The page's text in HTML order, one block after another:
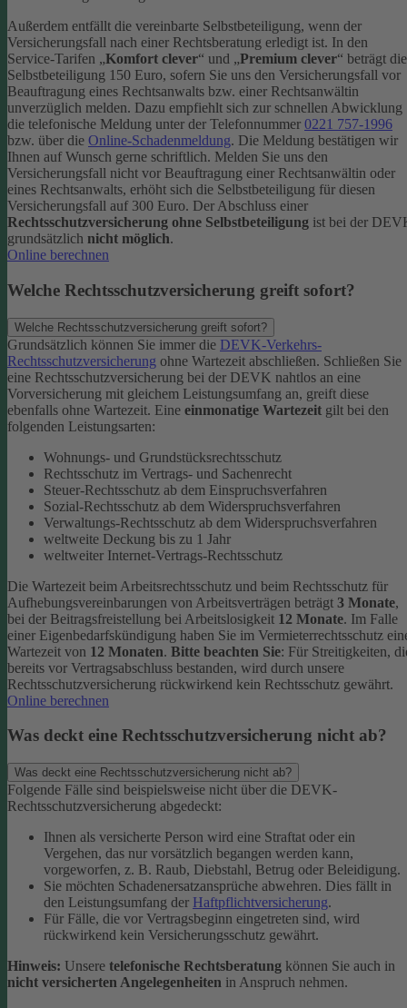
Außerdem entfällt die vereinbarte Selbstbeteiligung, wenn der
Versicherungsfall nach einer Rechtsberatung erledigt ist. In den
Service-Tarifen „Komfort clever“ und „Premium clever“ beträgt die
Selbstbeteiligung 150 Euro, sofern Sie uns den Versicherungsfall vor
Beauftragung eines Rechtsanwalts bzw. einer Rechtsanwältin
unverzüglich melden. Dazu empfiehlt sich zur schnellen Abwicklung
die telefonische Meldung unter der Telefonnummer 0221 757-1996
bzw. über die Online-Schadenmeldung. Die Meldung bestätigen wir
Ihnen auf Wunsch gerne schriftlich. Melden Sie uns den
Versicherungsfall nicht vor Beauftragung einer Rechtsanwältin oder
eines Rechtsanwalts, erhöht sich die Selbstbeteiligung für diesen
Versicherungsfall auf 300 Euro. Der Abschluss einer
Rechtsschutzversicherung ohne Selbstbeteiligung ist bei der
grundsätzlich nicht möglich.
Online berechnen
Welche Rechtsschutzversicherung greift sofort?
Welche Rechtsschutzversicherung greift sofort?
Grundsätzlich können Sie immer die DEVK-Verkehrs-
Rechtsschutzversicherung ohne Wartezeit abschließen. Schließen Sie
eine Rechtsschutzversicherung bei der DEVK nahtlos an eine
Vorversicherung mit gleichem Leistungsumfang an, greift diese
ebenfalls ohne Wartezeit. Eine einmonatige Wartezeit gilt bei den
folgenden Leistungsarten:
Wohnungs- und Grundstücksrechtsschutz
Rechtsschutz im Vertrags- und Sachenrecht
Steuer-Rechtsschutz ab dem Einspruchsverfahren
Sozial-Rechtsschutz ab dem Widerspruchsverfahren
Verwaltungs-Rechtsschutz ab dem Widerspruchsverfahren
weltweite Deckung bis zu 1 Jahr
weltweiter Internet-Vertrags-Rechtsschutz
Die Wartezeit beim Arbeitsrechtsschutz und beim Rechtsschutz für
Aufhebungsvereinbarungen von Arbeitsverträgen beträgt 3 Monate,
bei der Beitragsfreistellung bei Arbeitslosigkeit 12 Monate. Im Falle
einer Eigenbedarfskündigung haben Sie im Vermieterrechtsschutz
Wartezeit von 12 Monaten. Bitte beachten Sie: Für Streitigkeiten,
bereits vor Vertragsabschluss bestanden, wird durch unsere
Rechtsschutzversicherung rückwirkend kein Rechtsschutz gewährt.
Online berechnen
Was deckt eine Rechtsschutzversicherung nicht ab?
Was deckt eine Rechtsschutzversicherung nicht ab?
Folgende Fälle sind beispielsweise nicht über die DEVK-
Rechtsschutzversicherung abgedeckt:
Ihnen als versicherte Person wird eine Straftat oder ein
Vergehen, das nur vorsätzlich begangen werden kann,
vorgeworfen, z. B. Raub, Diebstahl, Betrug oder Beleidigung.
Sie möchten Schadenersatzansprüche abwehren. Dies fällt in
den Leistungsumfang der Haftpflichtversicherung.
Für Fälle, die vor Vertragsbeginn eingetreten sind, wird
rückwirkend kein Versicherungsschutz gewährt.
Hinweis: Unsere telefonische Rechtsberatung können Sie auch in
nicht versicherten Angelegenheiten in Anspruch nehmen.